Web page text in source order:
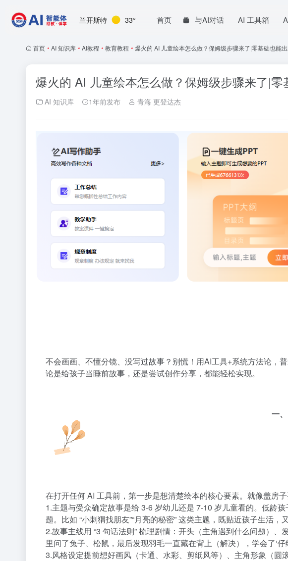
兰开斯特 33° 首页 与AI对话 AI 工具箱
首页 • AI 知识库 • AI教程 • 教育教程 • 爆火的 AI 儿童绘本怎么做？保姆级步骤来了|零基础也能
爆火的 AI 儿童绘本怎么做？保姆级步骤来了|
AI 知识库 1年前发布 青海 更登达杰
不会画画、不懂分镜、没写过故事？别慌！用AI工具+系统方法论，
论是给孩子当睡前故事，还是尝试创作分享，都能轻松实现。
一
在打开任何 AI 工具前，第一步是想清楚绘本的核心要素。就像盖房子
1.主题与受众确定故事是给 3-6 岁幼儿还是 7-10 岁儿童看的。低龄
题。比如 “小刺猬找朋友”“月亮的秘密” 这类主题，既贴近孩子生活，
2.故事主线用 “3 句话法则” 梳理剧情：开头（主角遇到什么问题）
里问了兔子、松鼠，最后发现羽毛一直藏在背上（解决），学会了‘仔
3.风格设定提前想好画风（卡通、水彩、剪纸风等）、主角形象（圆